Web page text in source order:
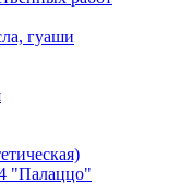
гуаши
"Палаццо"